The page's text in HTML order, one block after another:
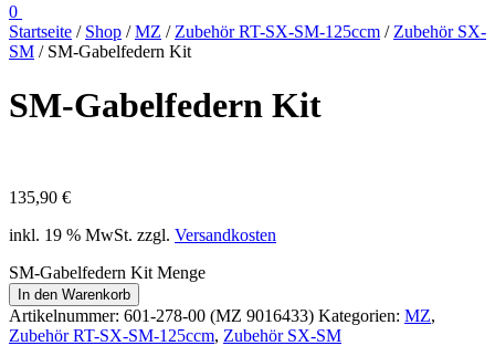
0
Startseite / Shop /MZ / Zubehör RT-SX-SM-125ccm / Zubehör SX-
SM / SM-Gabelfedern Kit
SM-Gabelfedern Kit
135,90 €
inkl. 19 % MwSt. zzgl. Versandkosten
SM-Gabelfedern Kit Menge
In den Warenkorb
Artikelnummer: 601-278-00 (MZ 9016433) Kategorien: MZ,
Zubehör RT-SX-SM-125ccm, Zubehör SX-SM